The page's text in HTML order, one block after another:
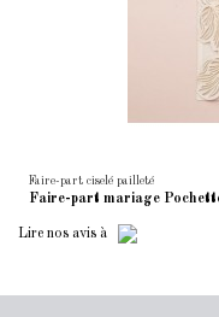
Faire-part ciselé pailleté
Faire-part mariage
Lire nos avis à